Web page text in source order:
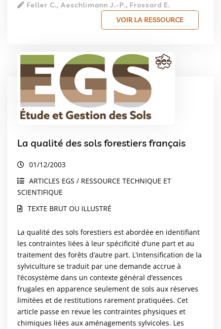
Feller C., Aeschlimann J.-P., Frossard E.
VOIR LA RESSOURCE
La qualité des sols forestiers français
01/12/2003
ARTICLES EGS / RESSOURCE TECHNIQUE ET
SCIENTIFIQUE
TEXTE BRUT OU ILLUSTRÉ
La qualité des sols forestiers est abordée en identifiant
les contraintes liées à leur spécificité d’une part et au
traitement des forêts d’autre part. L’intensification de la
sylviculture se traduit par une demande accrue à
l’écosystème dans un contexte général d’essences
frugales en apparence seulement de sols aux réserves
limitées et de restitutions rarement pratiquées. Cet
article passe en revue les contraintes physiques et
chimiques liées aux aménagements sylvicoles. Les